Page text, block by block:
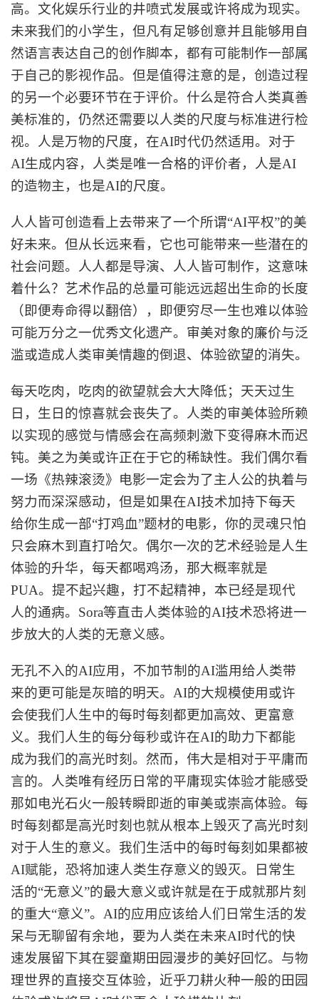
高。文化娱乐行业的井喷式发展或许将成为现实。
未来我们的小学生，但凡有足够创意并且能够用自
然语言表达自己的创作脚本，都有可能制作一部属
于自己的影视作品。但是值得注意的是，创造过程
的另一个必要环节在于评价。什么是符合人类真善
美标准的，仍然还需要以人类的尺度与标准进行检
视。人是万物的尺度，在AI时代仍然适用。对于
AI生成内容，人类是唯一合格的评价者，人是AI
的造物主，也是AI的尺度。
人人皆可创造看上去带来了一个所谓“AI平权”的美
好未来。但从长远来看，它也可能带来一些潜在的
社会问题。人人都是导演、人人皆可制作，这意味
着什么？艺术作品的总量可能远远超出生命的长度
（即便寿命得以翻倍），即便穷尽一生也难以体验
可能万分之一优秀文化遗产。审美对象的廉价与泛
滥或造成人类审美情趣的倒退、体验欲望的消失。
每天吃肉，吃肉的欲望就会大大降低；天天过生
日，生日的惊喜就会丧失了。人类的审美体验所赖
以实现的感觉与情感会在高频刺激下变得麻木而迟
钝。美之为美或许正在于它的稀缺性。我们偶尔看
一场《热辣滚烫》电影一定会为了主人公的执着与
努力而深深感动，但是如果在AI技术加持下每天
给你生成一部“打鸡血”题材的电影，你的灵魂只怕
只会麻木到直打哈欠。偶尔一次的艺术经验是人生
体验的升华，每天都喝鸡汤，那大概率就是
PUA。提不起兴趣，打不起精神，本已经是现代
人的通病。Sora等直击人类体验的AI技术恐将进一
步放大的人类的无意义感。
无孔不入的AI应用，不加节制的AI滥用给人类带
来的更可能是灰暗的明天。AI的大规模使用或许
会使我们人生中的每时每刻都更加高效、更富意
义。我们人生的每分每秒或许在AI的助力下都能
成为我们的高光时刻。然而，伟大是相对于平庸而
言的。人类唯有经历日常的平庸现实体验才能感受
那如电光石火一般转瞬即逝的审美或崇高体验。每
时每刻都是高光时刻也就从根本上毁灭了高光时刻
对于人生的意义。我们生活中的每时每刻如果都被
AI赋能，恐将加速人类生存意义的毁灭。日常生
活的“无意义”的最大意义或许就是在于成就那片刻
的重大“意义”。AI的应用应该给人们日常生活的发
呆与无聊留有余地，要为人类在未来AI时代的快
速发展留下其在婴童期田园漫步的美好回忆。与物
理世界的直接交互体验，近乎刀耕火种一般的田园